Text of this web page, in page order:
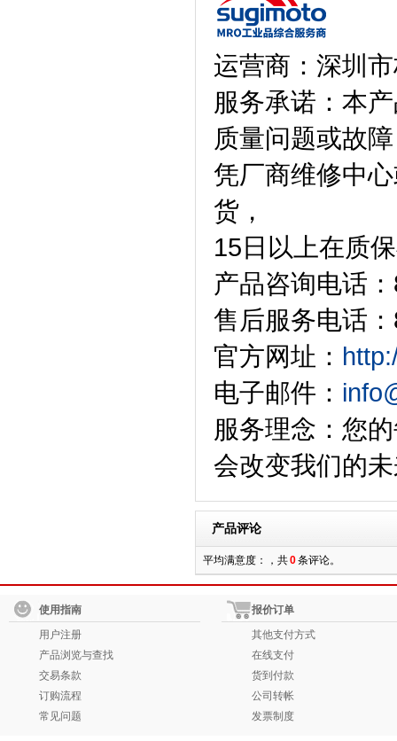
运营商：深圳
服务承诺：本
质量问题或故
凭厂商维修中
货，
15日以上在质
产品咨询电话
售后服务电话
官方网址：
电子邮件：
服务理念：您
会改变我们的
产品评论
平均满意度：，共0条评论。
使用指南
用户注册
产品浏览与查找
交易条款
订购流程
常见问题
报价订单
其他支付方式
在线支付
货到付款
公司转帐
发票制度